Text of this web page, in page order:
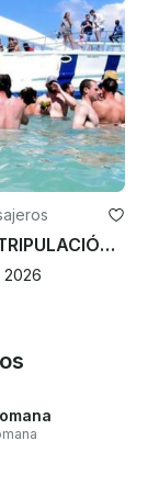
KIMBARA 🏆 EL MEJOR YATE CON TRIPULACIÓN EN LA ISLA CATALINA 🏝️ 😎☀️
2026